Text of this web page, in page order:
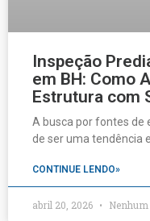
Inspeção
em BH: Como
Estrutura com
A busca por fontes de
de ser uma tendência
CONTINUE LENDO»
abril 20, 2026